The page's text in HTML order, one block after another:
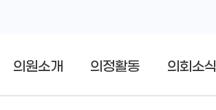
의원소개 의정활동 의회소식